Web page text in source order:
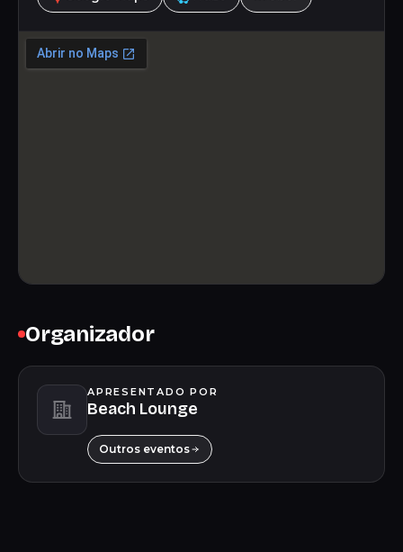
Organizador
APRESENTADO POR
Beach Lounge
Outros eventos